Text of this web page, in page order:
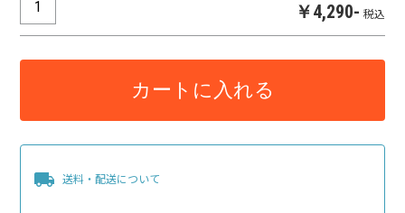
￥4,290- 税込
カートに入れる
local_shipping 送料・配送について